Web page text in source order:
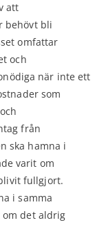
att
behövt bli
omfattar
och
när inte ett
som
från
ska hamna i
varit om
fullgjort.
i samma
om det aldrig